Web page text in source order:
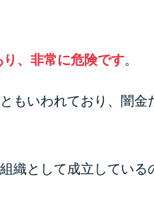
、非常に危険です。
もいわれており、闇
織として成立してい